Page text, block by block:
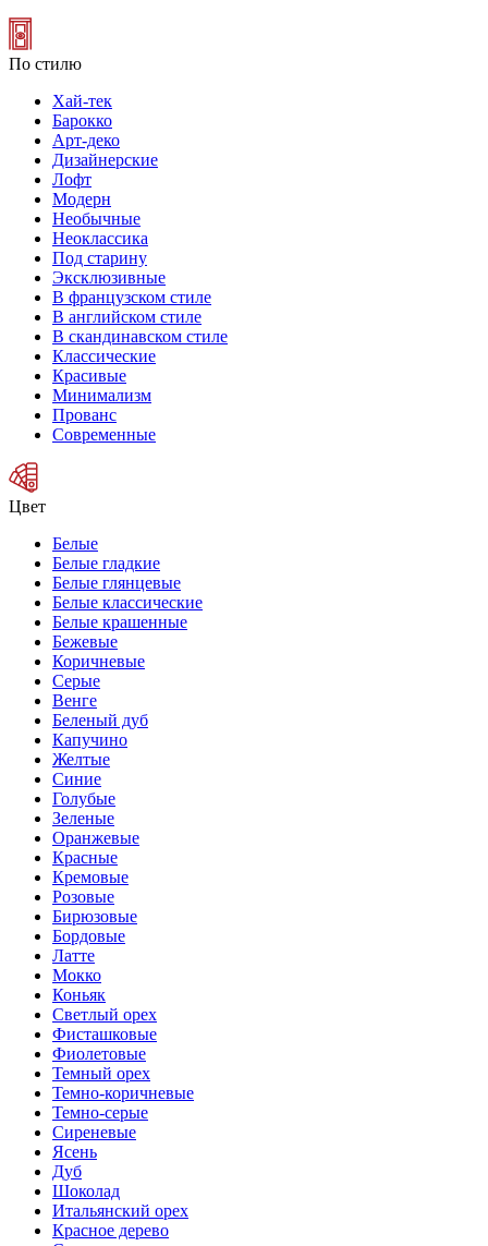
По стилю
Хай-тек
Барокко
Арт-деко
Дизайнерские
Лофт
Модерн
Необычные
Неоклассика
Под старину
Эксклюзивные
В французском стиле
В английском стиле
В скандинавском стиле
Классические
Красивые
Минимализм
Прованс
Современные
Цвет
Белые
Белые гладкие
Белые глянцевые
Белые классические
Белые крашенные
Бежевые
Коричневые
Серые
Венге
Беленый дуб
Капучино
Желтые
Синие
Голубые
Зеленые
Оранжевые
Красные
Кремовые
Розовые
Бирюзовые
Бордовые
Латте
Мокко
Коньяк
Светлый орех
Фисташковые
Фиолетовые
Темный орех
Темно-коричневые
Темно-серые
Сиреневые
Ясень
Дуб
Шоколад
Итальянский орех
Красное дерево